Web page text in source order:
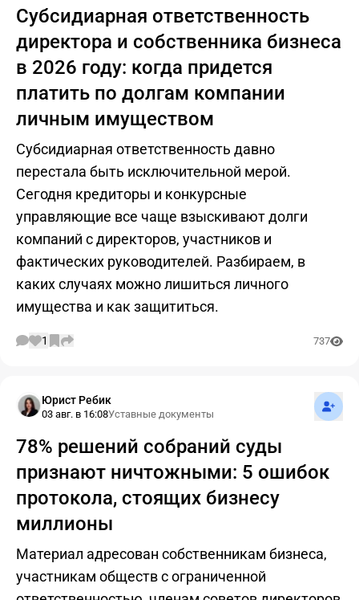
Субсидиарная ответственность
директора и собственника бизнеса
в 2026 году: когда придется
платить по долгам компании
личным имуществом
Субсидиарная ответственность давно
перестала быть исключительной мерой.
Сегодня кредиторы и конкурсные
управляющие все чаще взыскивают долги
компаний с директоров, участников и
фактических руководителей. Разбираем, в
каких случаях можно лишиться личного
имущества и как защититься.
1 737
Юрист Ребик
03 авг. в 16:08Уставные документы
78% решений собраний суды
признают ничтожными: 5 ошибок
протокола, стоящих бизнесу
миллионы
Материал адресован собственникам бизнеса,
участникам обществ с ограниченной